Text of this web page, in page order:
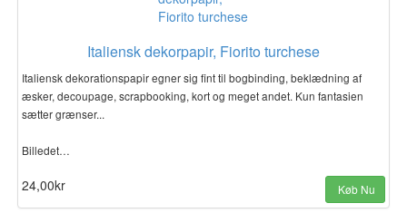
Italiensk dekorpapir, Fiorito turchese
Italiensk dekorationspapir egner sig fint til bogbinding, beklædning af
æsker, decoupage, scrapbooking, kort og meget andet. Kun fantasien
sætter grænser...
Billedet…
24,00kr Køb Nu